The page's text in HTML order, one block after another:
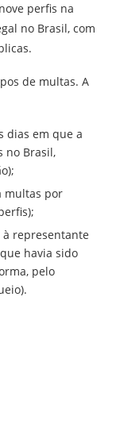
perfis na
no Brasil, com
de multas. A
dias em que a
no Brasil,
multas por
à representante
havia sido
pelo